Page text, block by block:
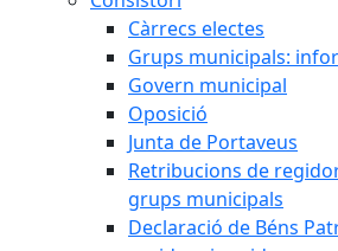
Càrrecs electes
Grups municipals:
Govern municipal
Oposició
Junta de Portaveus
Retribucions de
grups municipals
Declaració de Béns